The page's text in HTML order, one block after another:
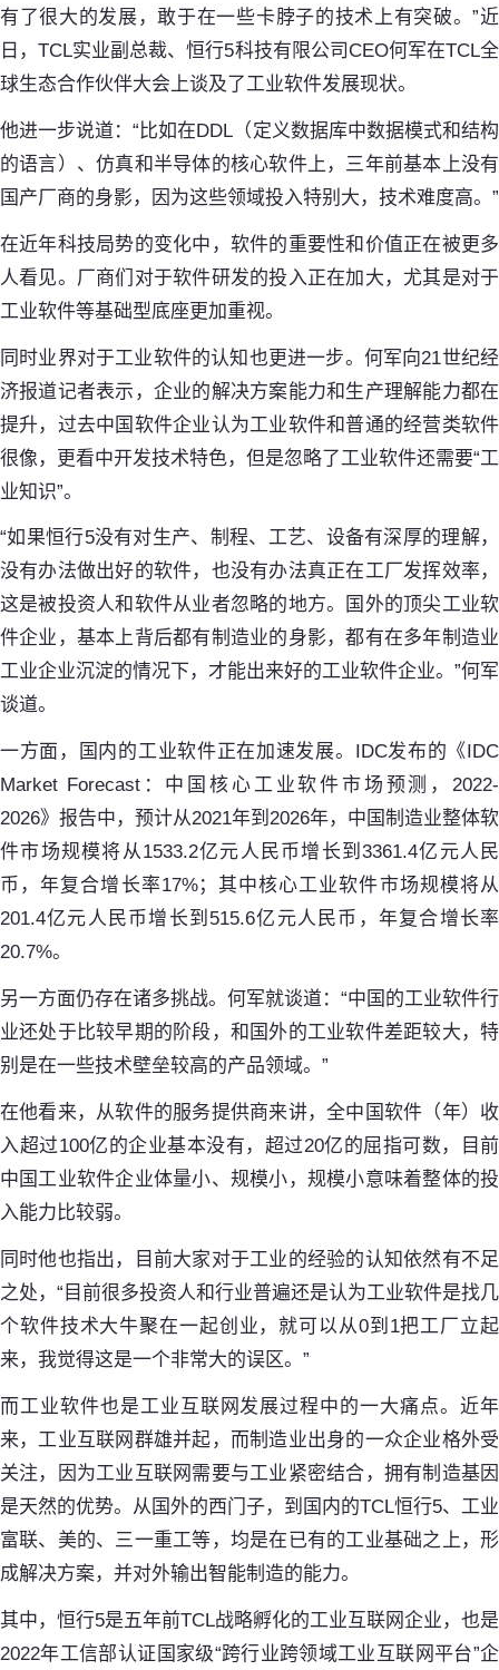
有了很大的发展，敢于在一些卡脖子的技术上有突破。”近
日，TCL实业副总裁、恒行5科技有限公司CEO何军在TCL全
球生态合作伙伴大会上谈及了工业软件发展现状。
他进一步说道：“比如在DDL（定义数据库中数据模式和结构
的语言）、仿真和半导体的核心软件上，三年前基本上没有
国产厂商的身影，因为这些领域投入特别大，技术难度高。”
在近年科技局势的变化中，软件的重要性和价值正在被更多
人看见。厂商们对于软件研发的投入正在加大，尤其是对于
工业软件等基础型底座更加重视。
同时业界对于工业软件的认知也更进一步。何军向21世纪经
济报道记者表示，企业的解决方案能力和生产理解能力都在
提升，过去中国软件企业认为工业软件和普通的经营类软件
很像，更看中开发技术特色，但是忽略了工业软件还需要“工
业知识”。
“如果恒行5没有对生产、制程、工艺、设备有深厚的理解，
没有办法做出好的软件，也没有办法真正在工厂发挥效率，
这是被投资人和软件从业者忽略的地方。国外的顶尖工业软
件企业，基本上背后都有制造业的身影，都有在多年制造业
工业企业沉淀的情况下，才能出来好的工业软件企业。”何军
谈道。
一方面，国内的工业软件正在加速发展。IDC发布的《IDC
Market Forecast：中国核心工业软件市场预测，2022-
2026》报告中，预计从2021年到2026年，中国制造业整体软
件市场规模将从1533.2亿元人民币增长到3361.4亿元人民
币，年复合增长率17%；其中核心工业软件市场规模将从
201.4亿元人民币增长到515.6亿元人民币，年复合增长率
20.7%。
另一方面仍存在诸多挑战。何军就谈道：“中国的工业软件行
业还处于比较早期的阶段，和国外的工业软件差距较大，特
别是在一些技术壁垒较高的产品领域。”
在他看来，从软件的服务提供商来讲，全中国软件（年）收
入超过100亿的企业基本没有，超过20亿的屈指可数，目前
中国工业软件企业体量小、规模小，规模小意味着整体的投
入能力比较弱。
同时他也指出，目前大家对于工业的经验的认知依然有不足
之处，“目前很多投资人和行业普遍还是认为工业软件是找几
个软件技术大牛聚在一起创业，就可以从0到1把工厂立起
来，我觉得这是一个非常大的误区。”
而工业软件也是工业互联网发展过程中的一大痛点。近年
来，工业互联网群雄并起，而制造业出身的一众企业格外受
关注，因为工业互联网需要与工业紧密结合，拥有制造基因
是天然的优势。从国外的西门子，到国内的TCL恒行5、工业
富联、美的、三一重工等，均是在已有的工业基础之上，形
成解决方案，并对外输出智能制造的能力。
其中，恒行5是五年前TCL战略孵化的工业互联网企业，也是
2022年工信部认证国家级“跨行业跨领域工业互联网平台”企